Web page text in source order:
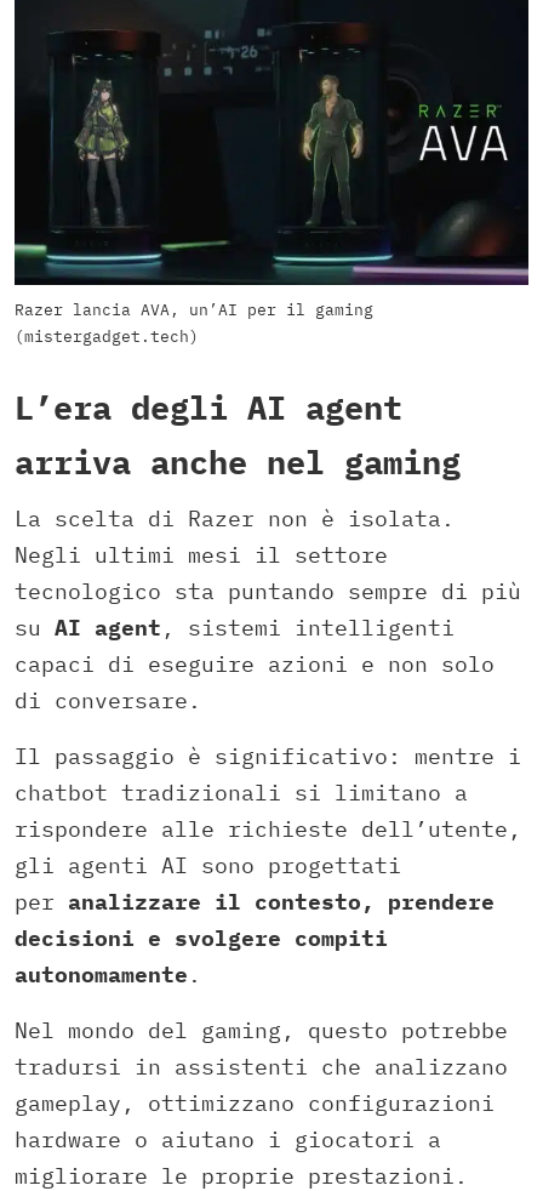
Razer lancia AVA, un’AI per il gaming
(mistergadget.tech)
L’era degli AI agent
arriva anche nel gaming
La scelta di Razer non è isolata.
Negli ultimi mesi il settore
tecnologico sta puntando sempre di più
su AI agent , sistemi intelligenti
capaci di eseguire azioni e non solo
di conversare.
Il passaggio è significativo: mentre i
chatbot tradizionali si limitano a
rispondere alle richieste dell’utente,
gli agenti AI sono progettati
per analizzare il contesto, prendere
decisioni e svolgere compiti
autonomamente .
Nel mondo del gaming, questo potrebbe
tradursi in assistenti che analizzano
gameplay, ottimizzano configurazioni
hardware o aiutano i giocatori a
migliorare le proprie prestazioni.